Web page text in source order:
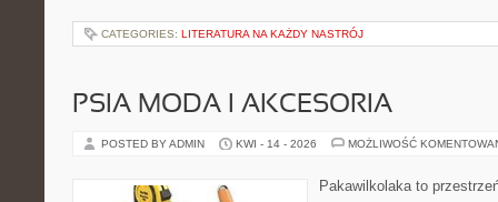
CATEGORIES: LITERATURA NA KAŻDY NASTRÓJ
PSIA MODA I AKCESORIA
POSTED BY ADMIN KWI - 14 - 2026 MOŻLIWOŚĆ
Pakawilkolaka to